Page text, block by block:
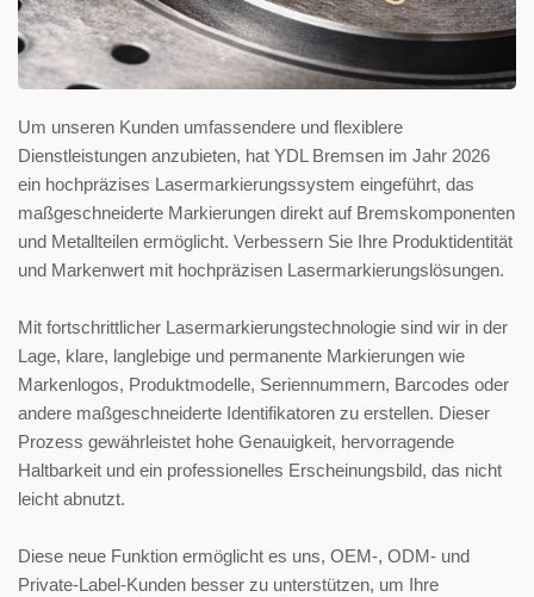
Um unseren Kunden umfassendere und flexiblere
Dienstleistungen anzubieten, hat YDL Bremsen im Jahr 2026
ein hochpräzises Lasermarkierungssystem eingeführt, das
maßgeschneiderte Markierungen direkt auf Bremskomponenten
und Metallteilen ermöglicht. Verbessern Sie Ihre Produktidentität
und Markenwert mit hochpräzisen Lasermarkierungslösungen.
Mit fortschrittlicher Lasermarkierungstechnologie sind wir in der
Lage, klare, langlebige und permanente Markierungen wie
Markenlogos, Produktmodelle, Seriennummern, Barcodes oder
andere maßgeschneiderte Identifikatoren zu erstellen. Dieser
Prozess gewährleistet hohe Genauigkeit, hervorragende
Haltbarkeit und ein professionelles Erscheinungsbild, das nicht
leicht abnutzt.
Diese neue Funktion ermöglicht es uns, OEM-, ODM- und
Private-Label-Kunden besser zu unterstützen, um Ihre